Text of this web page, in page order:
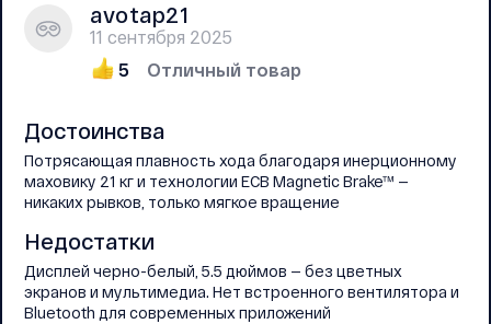
аvоtар21
11 сентября 2025
5
Отличный товар
Достоинства
Потрясающая плавность хода благодаря инерционному
маховику 21 кг и технологии ECB Magnetic Brake™ —
никаких рывков, только мягкое вращение
Недостатки
Дисплей черно-белый, 5.5 дюймов — без цветных
экранов и мультимедиа. Нет встроенного вентилятора и
Bluetooth для современных приложений